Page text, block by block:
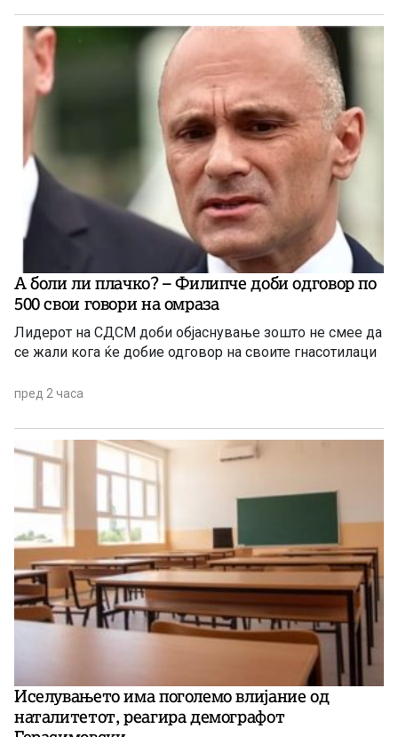
А боли ли плачко? – Филипче доби одговор по
500 свои говори на омраза
Лидерот на СДСМ доби објаснување зошто не смее да
се жали кога ќе добие одговор на своите гнасотилаци
пред 2 часа
Иселувањето има поголемо влијание од
наталитетот, реагира демографот